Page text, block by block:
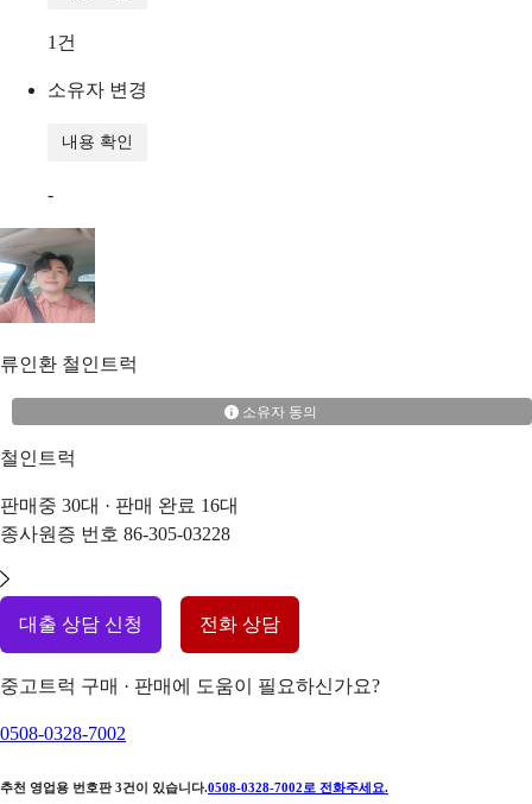
1 건
소유자 변경
내용 확인
-
류인환 철인트럭
소유자 동의
철인트럭
판매중 30대 · 판매 완료 16대
종사원증 번호 86-305-03228
대출 상담 신청 전화 상담
중고트럭 구매 · 판매에 도움이 필요하신가요?
0508-0328-7002
추천 영업용 번호판 3건이 있습니다.0508-0328-7002 로 전화주세요.